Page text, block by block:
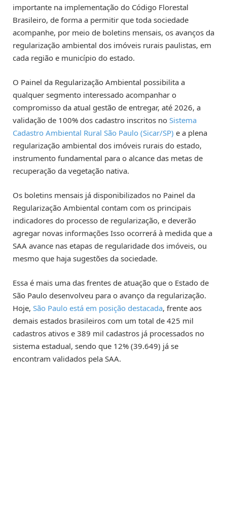
importante na implementação do Código Florestal
Brasileiro, de forma a permitir que toda sociedade
acompanhe, por meio de boletins mensais, os avanços da
regularização ambiental dos imóveis rurais paulistas, em
cada região e município do estado.
O Painel da Regularização Ambiental possibilita a
qualquer segmento interessado acompanhar o
compromisso da atual gestão de entregar, até 2026, a
validação de 100% dos cadastro inscritos no Sistema
Cadastro Ambiental Rural São Paulo (Sicar/SP) e a plena
regularização ambiental dos imóveis rurais do estado,
instrumento fundamental para o alcance das metas de
recuperação da vegetação nativa.
Os boletins mensais já disponibilizados no Painel da
Regularização Ambiental contam com os principais
indicadores do processo de regularização, e deverão
agregar novas informações Isso ocorrerá à medida que a
SAA avance nas etapas de regularidade dos imóveis, ou
mesmo que haja sugestões da sociedade.
Essa é mais uma das frentes de atuação que o Estado de
São Paulo desenvolveu para o avanço da regularização.
Hoje, São Paulo está em posição destacada, frente aos
demais estados brasileiros com um total de 425 mil
cadastros ativos e 389 mil cadastros já processados no
sistema estadual, sendo que 12% (39.649) já se
encontram validados pela SAA.